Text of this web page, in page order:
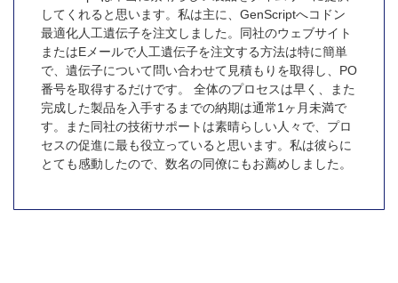
してくれると思います。私は主に、GenScriptへコドン
最適化人工遺伝子を注文しました。同社のウェブサイト
またはEメールで人工遺伝子を注文する方法は特に簡単
で、遺伝子について問い合わせて見積もりを取得し、PO
番号を取得するだけです。 全体のプロセスは早く、また
完成した製品を入手するまでの納期は通常1ヶ月未満で
す。また同社の技術サポートは素晴らしい人々で、プロ
セスの促進に最も役立っていると思います。私は彼らに
とても感動したので、数名の同僚にもお薦めしました。